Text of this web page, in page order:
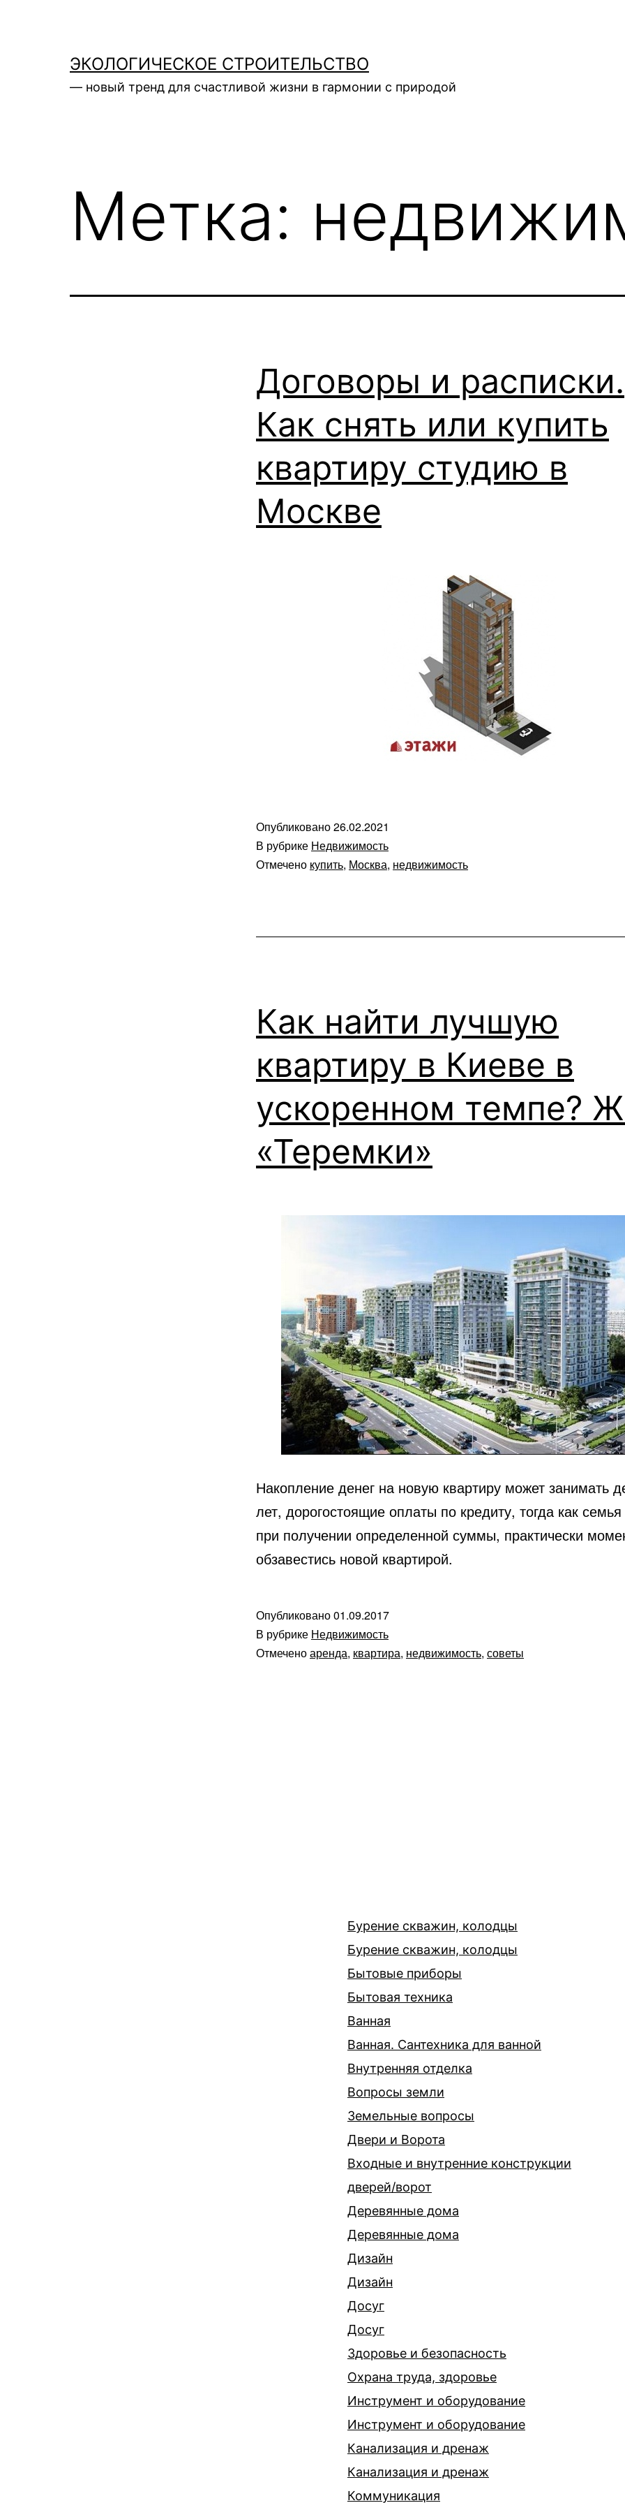
содержимомуЭКОЛОГИЧЕСКОЕ СТРОИТЕЛЬСТВО
— новый тренд для счастливой жизни в гармонии с природой
Метка:
Договоры и расписки.
Как снять или купить
квартиру студию в
Москве
Опубликовано26.02.2021
В рубрике Недвижимость
Отмечено купить, Москва, недвижимость
Как найти лучшую
квартиру в Киеве в
ускоренном темпе?
«Теремки»
Накопление денег на новую квартиру может занимать
лет, дорогостоящие оплаты по кредиту, тогда как семья
при получении определенной суммы, практически
обзавестись новой квартирой.
Опубликовано01.09.2017
В рубрике Недвижимость
Отмеченоаренда, квартира, недвижимость, советы
Бурение скважин, колодцы
Бурение скважин, колодцы
Бытовые приборы
Бытовая техника
Ванная
Ванная. Сантехника для ванной
Внутренняя отделка
Вопросы земли
Земельные вопросы
Двери и Ворота
Входные и внутренние конструкции
дверей/ворот
Деревянные дома
Деревянные дома
Дизайн
Дизайн
Досуг
Досуг
Здоровье и безопасность
Охрана труда, здоровье
Инструмент и оборудование
Инструмент и оборудование
Канализация и дренаж
Канализация и дренаж
Коммуникация